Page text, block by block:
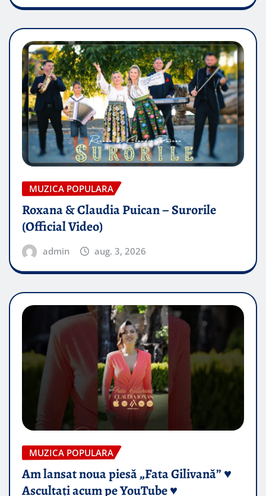
MUZICA POPULARA
Roxana & Claudia Puican – Surorile
(Official Video)
admin aug. 3, 2026
MUZICA POPULARA
Am lansat noua piesă „Fata Gilivană” ♥️
Ascultați acum pe YouTube ♥️